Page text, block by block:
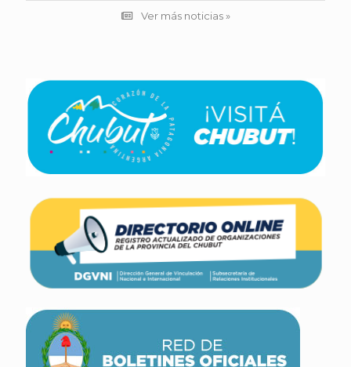
Ver más noticias »